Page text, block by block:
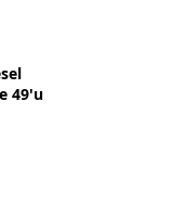
49'u